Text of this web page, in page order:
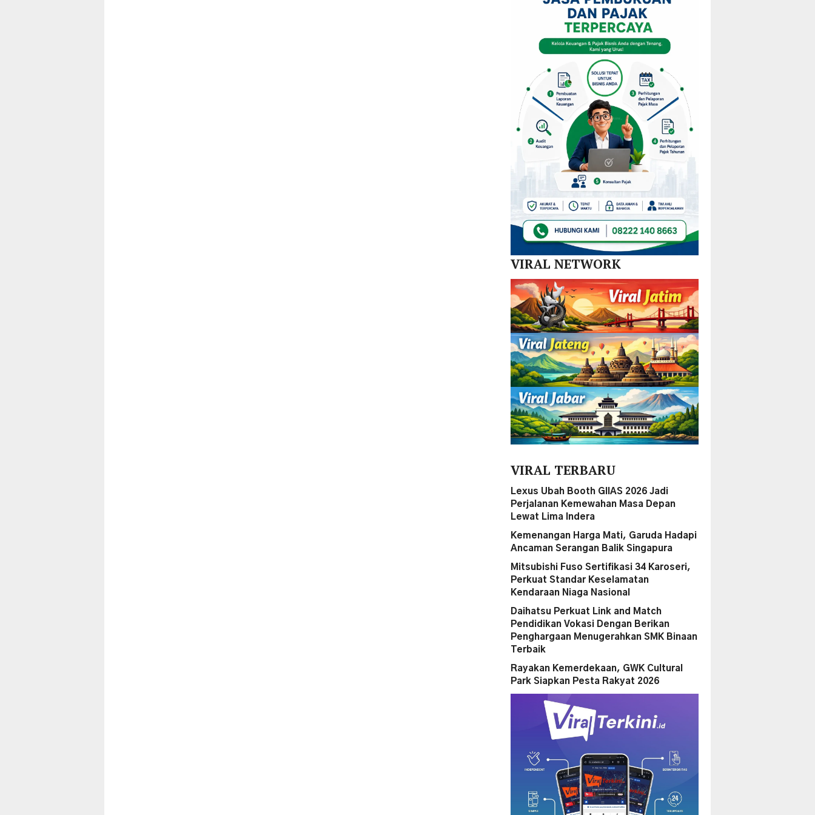
Kejurprov
Malut
Dalam
Akejira
Mulai
Redistribusi
Guru
di 10
Kecamatan
KPPD
Inovasi
Hilirisasi
Nikel
SPBE
VIRAL NETWORK
VIRAL TERBARU
Lexus Ubah Booth GIIAS 2026 Jadi
Perjalanan Kemewahan Masa Depan
Lewat Lima Indera
Kemenangan Harga Mati, Garuda Hadapi
Ancaman Serangan Balik Singapura
Mitsubishi Fuso Sertifikasi 34 Karoseri,
Perkuat Standar Keselamatan
Kendaraan Niaga Nasional
Daihatsu Perkuat Link and Match
Pendidikan Vokasi Dengan Berikan
Penghargaan Menugerahkan SMK Binaan
Terbaik
Rayakan Kemerdekaan, GWK Cultural
Park Siapkan Pesta Rakyat 2026